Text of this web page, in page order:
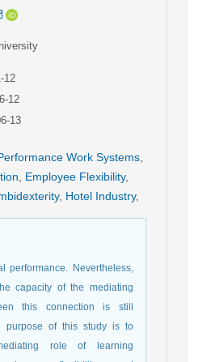
12
12
13
Work Systems
Employee Flexibility,
, Hotel Industry,
performance. Nevertheless,
capacity of the mediating
this connection is still
purpose of this study is to
role of learning